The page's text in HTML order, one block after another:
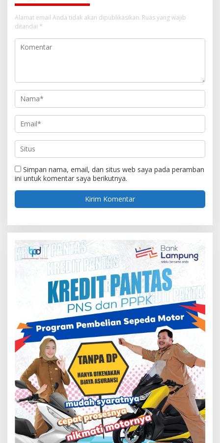
Alamat email Anda tidak akan dipublikasikan. Ruas yang wajib
ditandai *
Simpan nama, email, dan situs web saya pada peramban
ini untuk komentar saya berikutnya.